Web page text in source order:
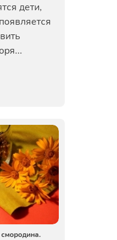
дети,